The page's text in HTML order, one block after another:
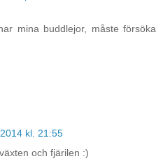
mina buddlejor, måste försöka
kl. 21:55
och fjärilen :)